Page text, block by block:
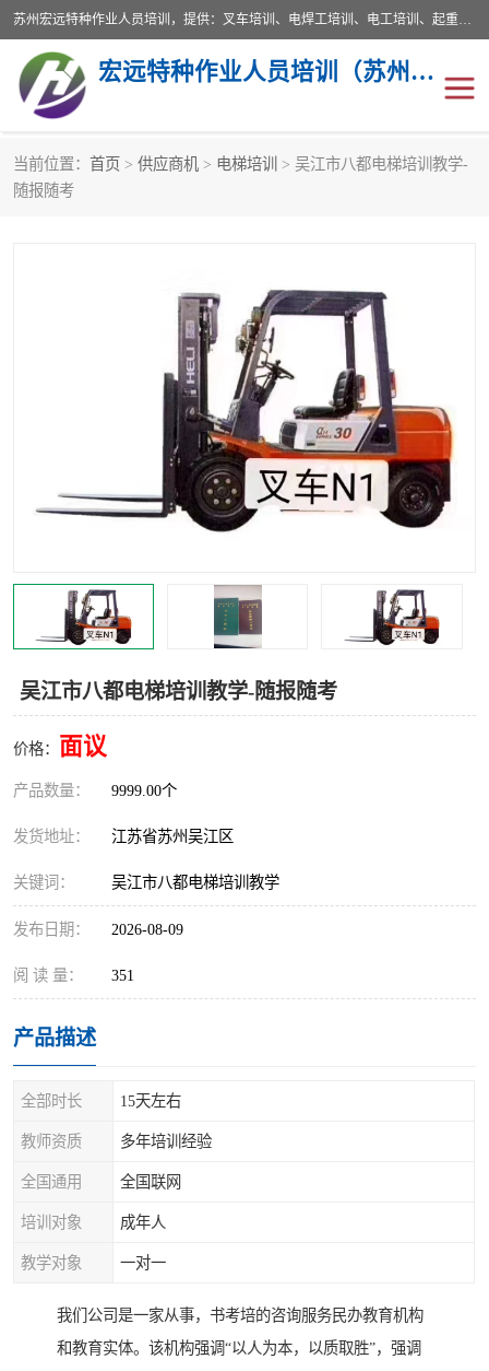
苏州宏远特种作业人员培训，提供：叉车培训、电焊工培训、电工培训、起重机培训、电梯培训、登高培训等服务苏州本地培训服务。始终坚持“以人为本，质量立校”的办学思想，以培养社会应用型人才为己任，明码收费，诚实守信，中途不收任何费用。随到随学，学会为止，一期未学会者免费再学，直到学会为止。
宏远特种作业人员培训（苏州）有限公司
当前位置： 首页 > 供应商机 > 电梯培训
> 吴江市八都电梯培训教学-
随报随考
吴江市八都电梯培训教学-随报随考
价格： 面议
产品数量： 9999.00个
发货地址： 江苏省苏州吴江区
关键词： 吴江市八都电梯培训教学
发布日期： 2026-08-09
阅 读 量： 351
产品描述
全部时长 15天左右
教师资质 多年培训经验
全国通用 全国联网
培训对象 成年人
教学对象 一对一
我们公司是一家从事，书考培的咨询服务民办教育机构
和教育实体。该机构强调“以人为本，以质取胜”，强调
叉车培训
登高培训
叉车培训机构
叉车技能培训
专业叉车培训
叉车培训中心 叉车操作证培训复审
行车起重机培训